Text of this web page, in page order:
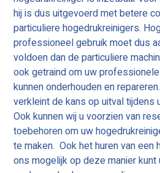
hij is dus uitgevoerd met betere
particuliere hogedrukreinigers.
professioneel gebruik moet dus
voldoen dan de particuliere
ook getraind om uw
kunnen onderhouden en
verkleint de kans op uitval tijdens
Ook kunnen wij u voorzien van
toebehoren om uw
te maken. Ook het huren van een
ons mogelijk op deze manier kunt